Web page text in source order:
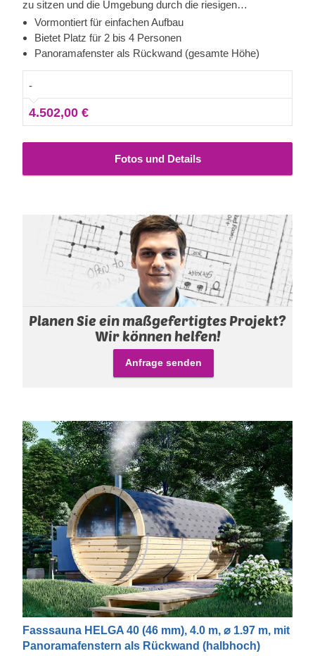
zu sitzen und die Umgebung durch die riesigen
Panoramafenster zu genießen. Dieser Traum kann einfach
wahr werden, mit unserem Saunafass Helga 17 mit einem
Panoramafenster als Rückwand. Es bietet weitere Vorteile,
Heizkörper). Weiter unten erfahren sie mehr über das
Modell und Ansichten von größeren Versionen. Bedenken
Sie: wir können Panoramawände in Saunafässer jeder
Größe einbauen.
Vormontiert für einfachen Aufbau
Bietet Platz für 2 bis 4 Personen
Panoramafenster als Rückwand (gesamte Höhe)
-
4.502,00 €
Fotos und Details
Planen Sie ein maßgefertigtes Projekt?
Wir können helfen!
Anfrage senden
Fasssauna HELGA 40 (46 mm), 4.0 m, ⌀ 1.97 m, mit
Panoramafenstern als Rückwand (halbhoch)